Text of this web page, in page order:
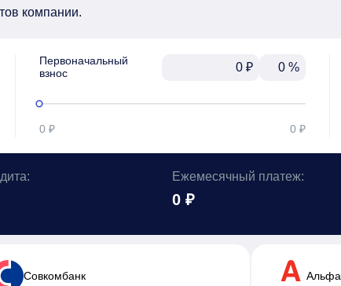
компании.
Первоначальный
взнос
₽ %
0 ₽ 0 ₽
Ежемесячный платеж:
0 ₽
Cовкомбанк